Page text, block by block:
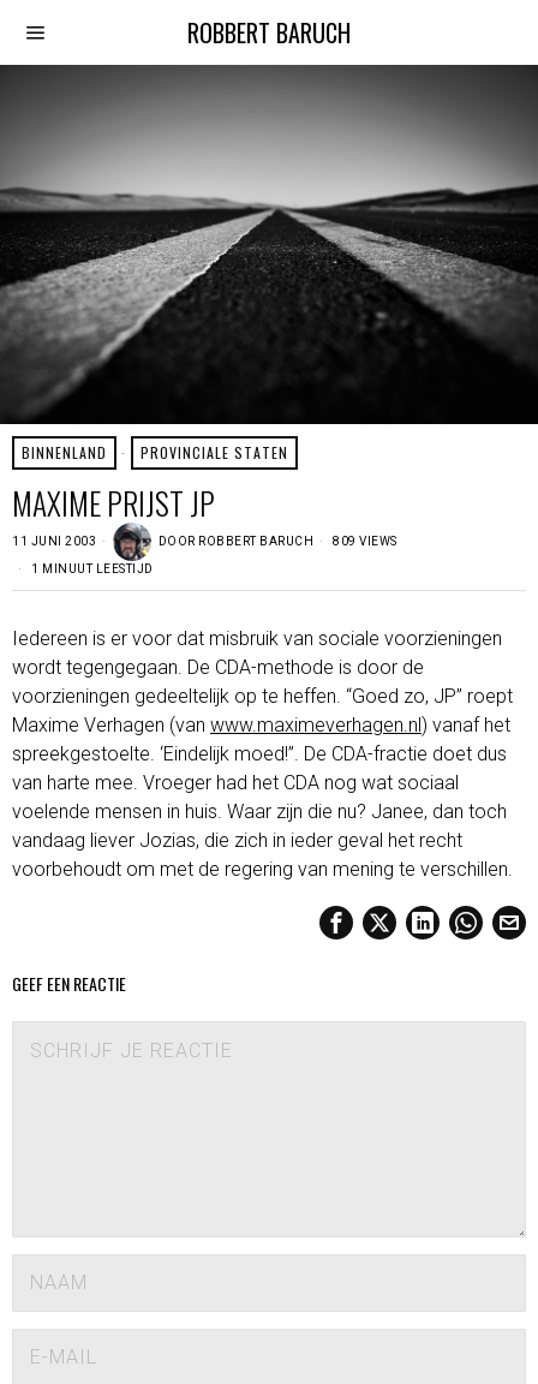
ROBBERT BARUCH
BINNENLAND · PROVINCIALE STATEN
MAXIME PRIJST JP
11 JUNI 2003 DOOR ROBBERT BARUCH 809 VIEWS
1 MINUUT LEESTIJD
Iedereen is er voor dat misbruik van sociale voorzieningen
wordt tegengegaan. De CDA-methode is door de
voorzieningen gedeeltelijk op te heffen. “Goed zo, JP” roept
Maxime Verhagen (van www.maximeverhagen.nl) vanaf het
spreekgestoelte. ‘Eindelijk moed!”. De CDA-fractie doet dus
van harte mee. Vroeger had het CDA nog wat sociaal
voelende mensen in huis. Waar zijn die nu? Janee, dan toch
vandaag liever Jozias, die zich in ieder geval het recht
voorbehoudt om met de regering van mening te verschillen.
GEEF EEN REACTIE